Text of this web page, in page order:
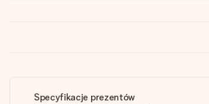
Specyfikacje prezentów